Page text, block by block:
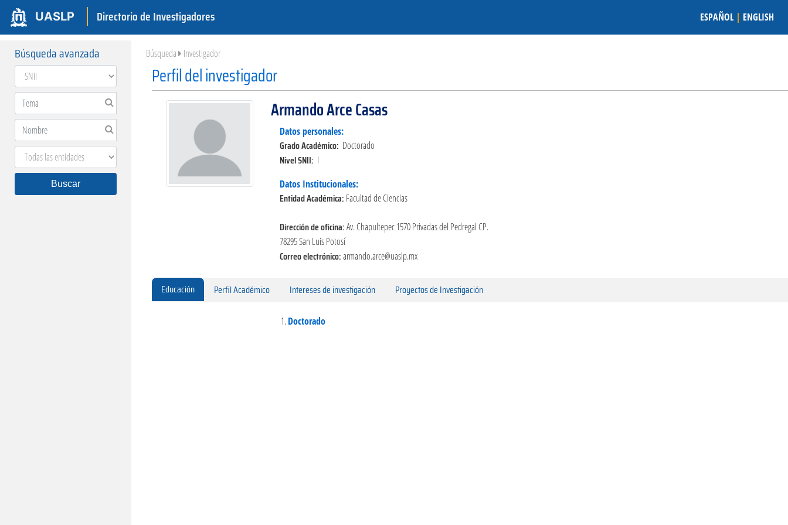
UASLP Directorio de Investigadores ESPAÑOL | ENGLISH
Búsqueda avanzada
Buscar
Búsqueda Investigador
Perfil del investigador
Armando Arce Casas
Datos personales:
Grado Académico: Doctorado
Nivel SNII: I
Datos Institucionales:
Entidad Académica: Facultad de Ciencias
Dirección de oficina:Av. Chapultepec 1570 Privadas del Pedregal CP.
78295 San Luis Potosí
Correo electrónico:armando.arce@uaslp.mx
Educación Perfil Académico Intereses de investigación Proyectos de Investigación
Doctorado